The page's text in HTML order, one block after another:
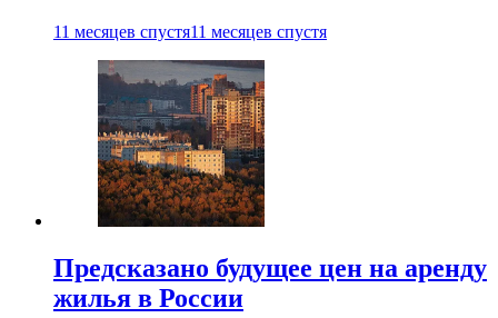
11 месяцев спустя11 месяцев спустя
Предсказано будущее цен на аренду
жилья в России